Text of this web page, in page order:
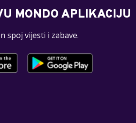
MONDO APLIKACIJU
spoj vijesti i zabave.